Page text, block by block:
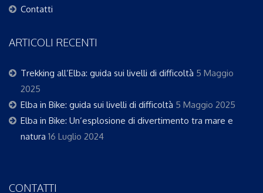
Contatti
ARTICOLI RECENTI
Trekking all’Elba: guida sui livelli di difficoltà 5 Maggio
2025
Elba in Bike: guida sui livelli di difficoltà 5 Maggio 2025
Elba in Bike: Un’esplosione di divertimento tra mare e
natura 16 Luglio 2024
CONTATTI